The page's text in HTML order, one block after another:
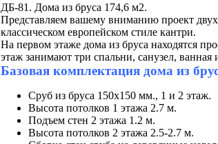
ДБ-81. Дома из бруса 174,6 м2.
Представляем вашему вниманию проект
классическом европейском стиле кантри.
На первом этаже дома из бруса находятся
этаж занимают три спальни, санузел,
Базовая комплектация дома из
Сруб из бруса 150х150 мм., 1 и 2 этаж.
Высота потолков 1 этажа 2.7 м.
Подъем стен 2 этажа 1.2 м.
Высота потолков 2 этажа 2.5-2.7 м.